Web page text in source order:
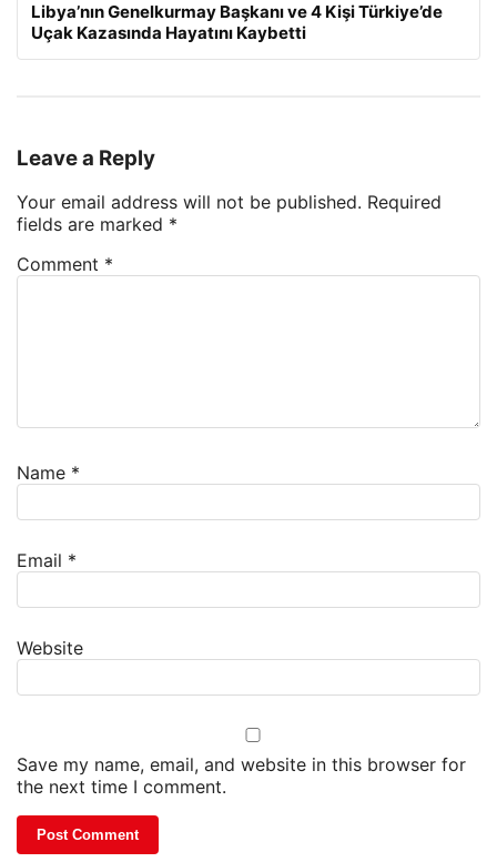
Libya’nın Genelkurmay Başkanı ve 4 Kişi Türkiye’de
Uçak Kazasında Hayatını Kaybetti
Leave a Reply
Your email address will not be published. Required
fields are marked *
Comment *
Name *
Email *
Website
Save my name, email, and website in this browser for
the next time I comment.